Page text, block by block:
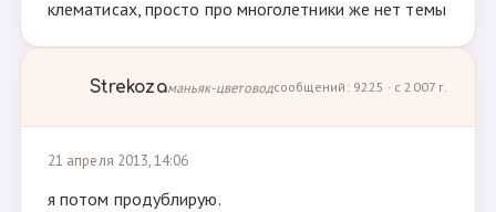
клематисах, просто про многолетники же нет темы
Strekozaманьяк-цветоводсообщений: 9225 · с 2007 г.
21 апреля 2013, 14:06
я потом продублирую.